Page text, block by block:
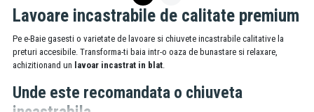
Lavoare incastrabile de calitate premium
Pe e-Baie gasesti o varietate de lavoare si chiuvete incastrabile calitative la
preturi accesibile. Transforma-ti baia intr-o oaza de bunastare si relaxare,
achizitionand un lavoar incastrat in blat
Unde este recomandata o chiuveta